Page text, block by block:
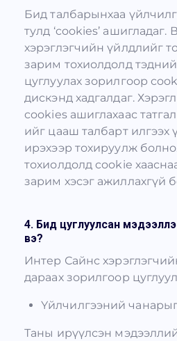
Бид талбарынхаа
тулд ‘cookies’ ашигладаг.
хэрэглэгчийн үйлдлийг
зарим тохиолдолд
цуглуулах зорилгоор
дискэнд хадгалдаг.
cookies ашиглахаас
ийг цааш талбарт илгээх
ирэхээр тохируулж
тохиолдолд cookie
зарим хэсэг ажиллахгүй
4. Бид цуглуулсан
вэ?
Интер Сайнс
дараах зорилгоор
Үйлчилгээний
Таны ирүүлсэн